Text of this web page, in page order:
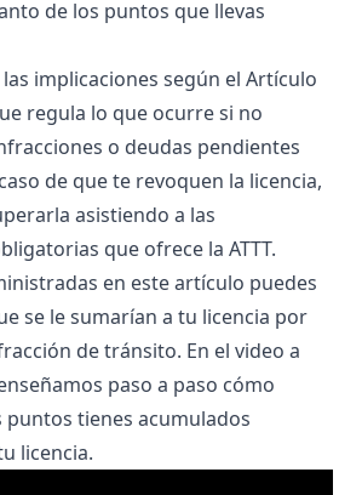
de los puntos que llevas
las implicaciones según el Artículo
regula lo que ocurre si no
o deudas pendientes
de que te revoquen la licencia,
asistiendo a las
que ofrece la ATTT.
en este artículo puedes
se le sumarían a tu licencia por
de tránsito. En el video a
paso a paso cómo
tienes acumulados
licencia.